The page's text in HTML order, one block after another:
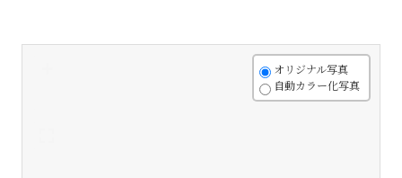
オリジナル写真
自動カラー化写真